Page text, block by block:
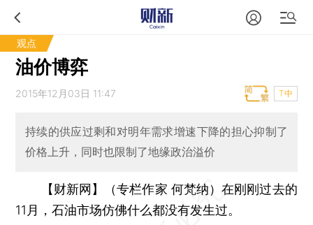
观点
油价博弈
2015年12月03日 11:47 T中
持续的供应过剩和对明年需求增速下降的担心抑制了
价格上升，同时也限制了地缘政治溢价
【财新网】（专栏作家 何梵纳）在刚刚过去的
11月，石油市场仿佛什么都没有发生过。